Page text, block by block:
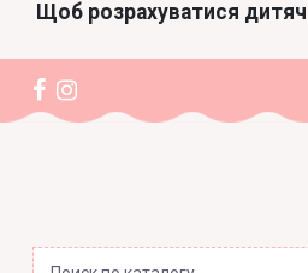
Щоб розрахуватися